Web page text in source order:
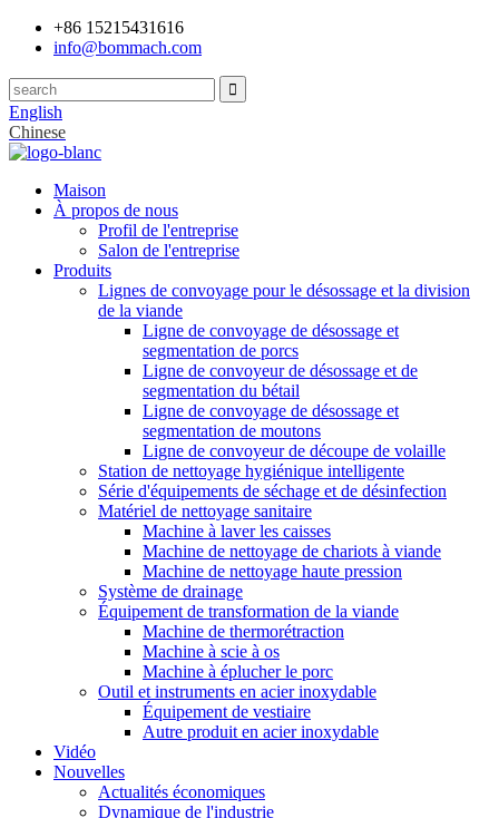
+86 15215431616
info@bommach.com
English
Chinese
Maison
À propos de nous
Profil de l'entreprise
Salon de l'entreprise
Produits
Lignes de convoyage pour le désossage et la division
de la viande
Ligne de convoyage de désossage et
segmentation de porcs
Ligne de convoyeur de désossage et de
segmentation du bétail
Ligne de convoyage de désossage et
segmentation de moutons
Ligne de convoyeur de découpe de volaille
Station de nettoyage hygiénique intelligente
Série d'équipements de séchage et de désinfection
Matériel de nettoyage sanitaire
Machine à laver les caisses
Machine de nettoyage de chariots à viande
Machine de nettoyage haute pression
Système de drainage
Équipement de transformation de la viande
Machine de thermorétraction
Machine à scie à os
Machine à éplucher le porc
Outil et instruments en acier inoxydable
Équipement de vestiaire
Autre produit en acier inoxydable
Vidéo
Nouvelles
Actualités économiques
Dynamique de l'industrie